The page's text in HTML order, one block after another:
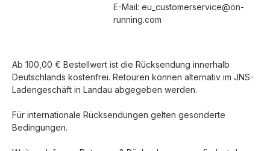
E-Mail: eu_customerservice@on-
running.com
Ab 100,00 € Bestellwert ist die Rücksendung innerhalb
Deutschlands kostenfrei. Retouren können alternativ im JNS-
Ladengeschäft in Landau abgegeben werden.
Für internationale Rücksendungen gelten gesonderte
Bedingungen.